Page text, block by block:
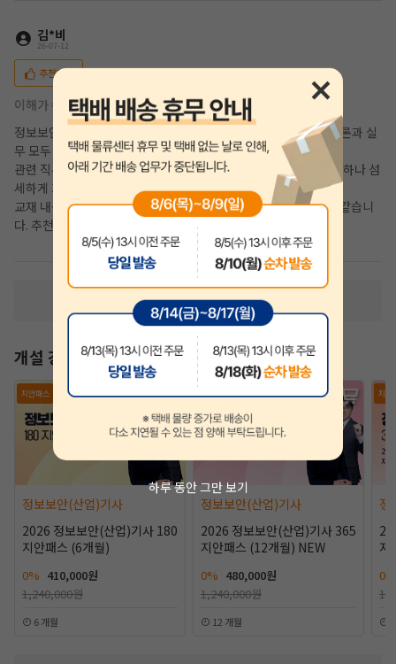
하루 동안 그만 보기
김*비
26-07-12
추천해요
이해가 쏙쏙되는 강의
정보보안기사 처음에 어떻게 시작해야할지 막막했는데 덕분에 이론과 실
무 모두 얻을 수 있는 정말 도움이 되는 강의입니다.
관련 직무이긴 하지만 보안쪽은 생소해서 처음 공부해봤는데 하나하나 섬
세하게 가르쳐주시고 덕분에 이해가 쏙쏙 되어 좋았습니다.
교재 내용도 가독성이 좋아 오히려 필기보다 더 재밌게 공부한 것 같습니
다. 추천합니다!
수강후기 더 보기
개설 강의
지안패스
정보보안(산업)기사
2026 정보보안(산업)기사 180
지안패스 (6개월)
0% 410,000원
1,240,000원
6 개월
지안패스
정보보안(산업)기사
2026 정보보안(산업)기사 365
지안패스 (12개월) NEW
0% 480,000원
1,240,000원
12 개월
지안
정
지
0%